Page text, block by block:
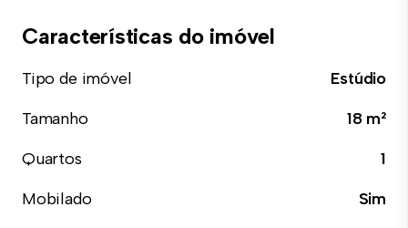
Características do imóvel
Tipo de imóvel
Estúdio
Tamanho
18 m²
Quartos
1
Mobilado
Sim